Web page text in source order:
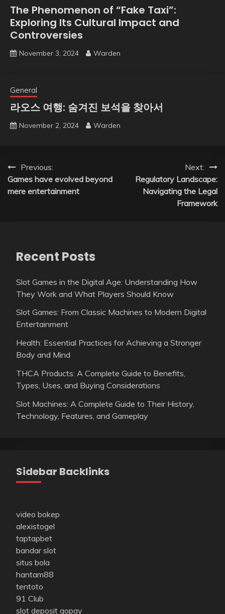
The Phenomenon of “Fake Taxi”:
Exploring Its Cultural Impact and
Controversies
November 3, 2024 Warden
General
라오스 여행: 숨겨진 보석을 찾아서
November 2, 2024 Warden
Post
navigation
Previous:
Games have evolved beyond
mere entertainment
Next:
Regulatory Landscape:
Navigating the Legal
Framework
Recent Posts
Slot Games in the Digital Age: Understanding How
They Work and What Players Should Know
Slot Games: From Classic Machines to Modern Digital
Entertainment
Health: Essential Practices for Achieving a Stronger
Body and Mind
THCA Products: A Complete Guide to Benefits,
Types, Uses, and Buying Considerations
Slot Machines: A Complete Guide to Their History,
Technology, Features, and Gameplay
Sidebar Backlinks
video bokep
alexistogel
taptapbet
bandar slot
situs bola
hantam88
tentoto
91 Club
slot deposit gopay